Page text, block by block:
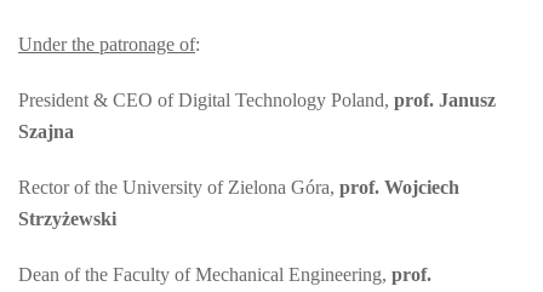
Under the patronage of:
President & CEO of Digital Technology Poland, prof. Janusz
Szajna
Rector of the University of Zielona Góra, prof. Wojciech
Strzyżewski
Dean of the Faculty of Mechanical Engineering, prof.